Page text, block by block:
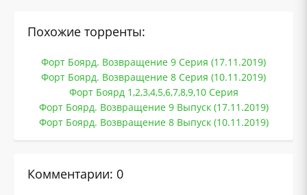
Похожие торренты:
Форт Боярд. Возвращение 9 Серия (17.11.2019)
Форт Боярд. Возвращение 8 Серия (10.11.2019)
Форт Боярд 1,2,3,4,5,6,7,8,9,10 Серия
Форт Боярд. Возвращение 9 Выпуск (17.11.2019)
Форт Боярд. Возвращение 8 Выпуск (10.11.2019)
Комментарии: 0